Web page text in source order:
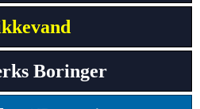
Boringer